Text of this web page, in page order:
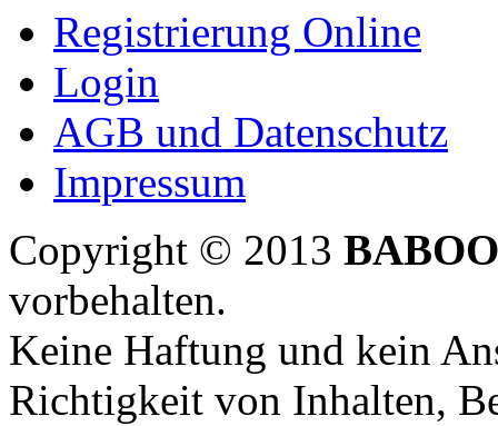
Registrierung Online
Login
AGB und Datenschutz
Impressum
Copyright © 2013
vorbehalten.
Keine Haftung und kein
Richtigkeit von Inhalten,